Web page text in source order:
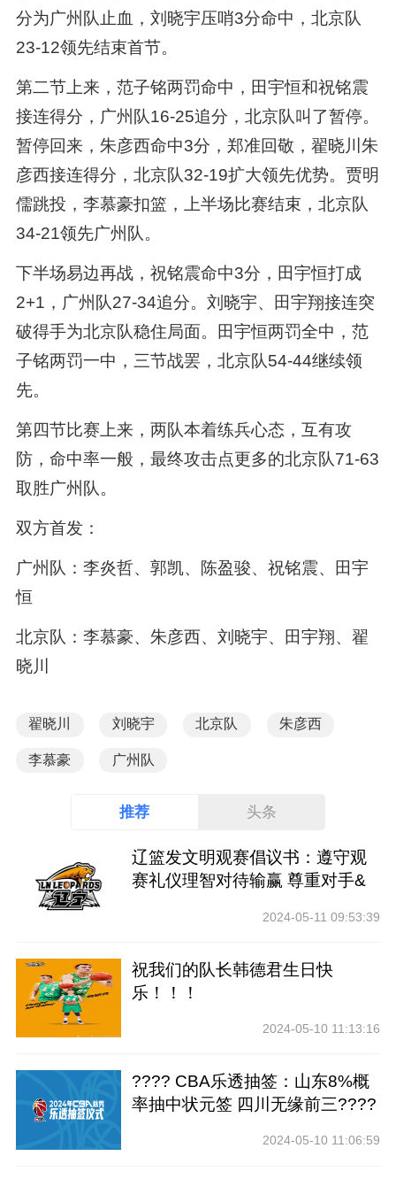
分为广州队止血，刘晓宇压哨3分命中，北京队
23-12领先结束首节。
第二节上来，范子铭两罚命中，田宇恒和祝铭震
接连得分，广州队16-25追分，北京队叫了暂停。
暂停回来，朱彦西命中3分，郑准回敬，翟晓川朱
彦西接连得分，北京队32-19扩大领先优势。贾明
儒跳投，李慕豪扣篮，上半场比赛结束，北京队
34-21领先广州队。
下半场易边再战，祝铭震命中3分，田宇恒打成
2+1，广州队27-34追分。刘晓宇、田宇翔接连突
破得手为北京队稳住局面。田宇恒两罚全中，范
子铭两罚一中，三节战罢，北京队54-44继续领
先。
第四节比赛上来，两队本着练兵心态，互有攻
防，命中率一般，最终攻击点更多的北京队71-63
取胜广州队。
双方首发：
广州队：李炎哲、郭凯、陈盈骏、祝铭震、田宇
恒
北京队：李慕豪、朱彦西、刘晓宇、田宇翔、翟
晓川
翟晓川 刘晓宇 北京队 朱彦西
李慕豪 广州队
推荐 头条
辽篮发文明观赛倡议书：遵守观
赛礼仪理智对待输赢 尊重对手&
2024-05-11 09:53:39
祝我们的队长韩德君生日快
乐！！！
2024-05-10 11:13:16
???? CBA乐透抽签：山东8%概
率抽中状元签 四川无缘前三????
2024-05-10 11:06:59